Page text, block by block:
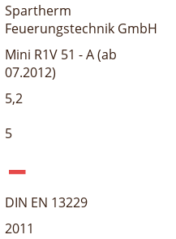
Spartherm
Feuerungstechnik GmbH
Mini R1V 51 - A (ab
07.2012)
5,2
5
DIN EN 13229
2011